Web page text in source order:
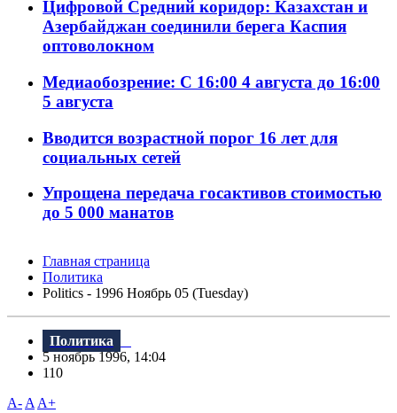
Цифровой Средний коридор: Казахстан и
Азербайджан соединили берега Каспия
оптоволокном
Медиаобозрение: С 16:00 4 августа до 16:00
5 августа
Вводится возрастной порог 16 лет для
социальных сетей
Упрощена передача госактивов стоимостью
до 5 000 манатов
Главная страница
Политика
Politics - 1996 Ноябрь 05 (Tuesday)
Политика
5 ноябрь 1996, 14:04
110
A- A A+